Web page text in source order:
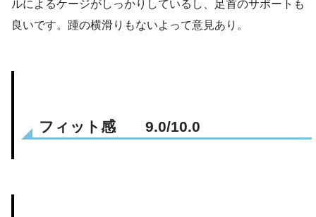
ルによるケージがしっかりしているし、足首のサポートも
良いです。踵の横滑りもないよって意見あり。
フィット感 9.0/10.0